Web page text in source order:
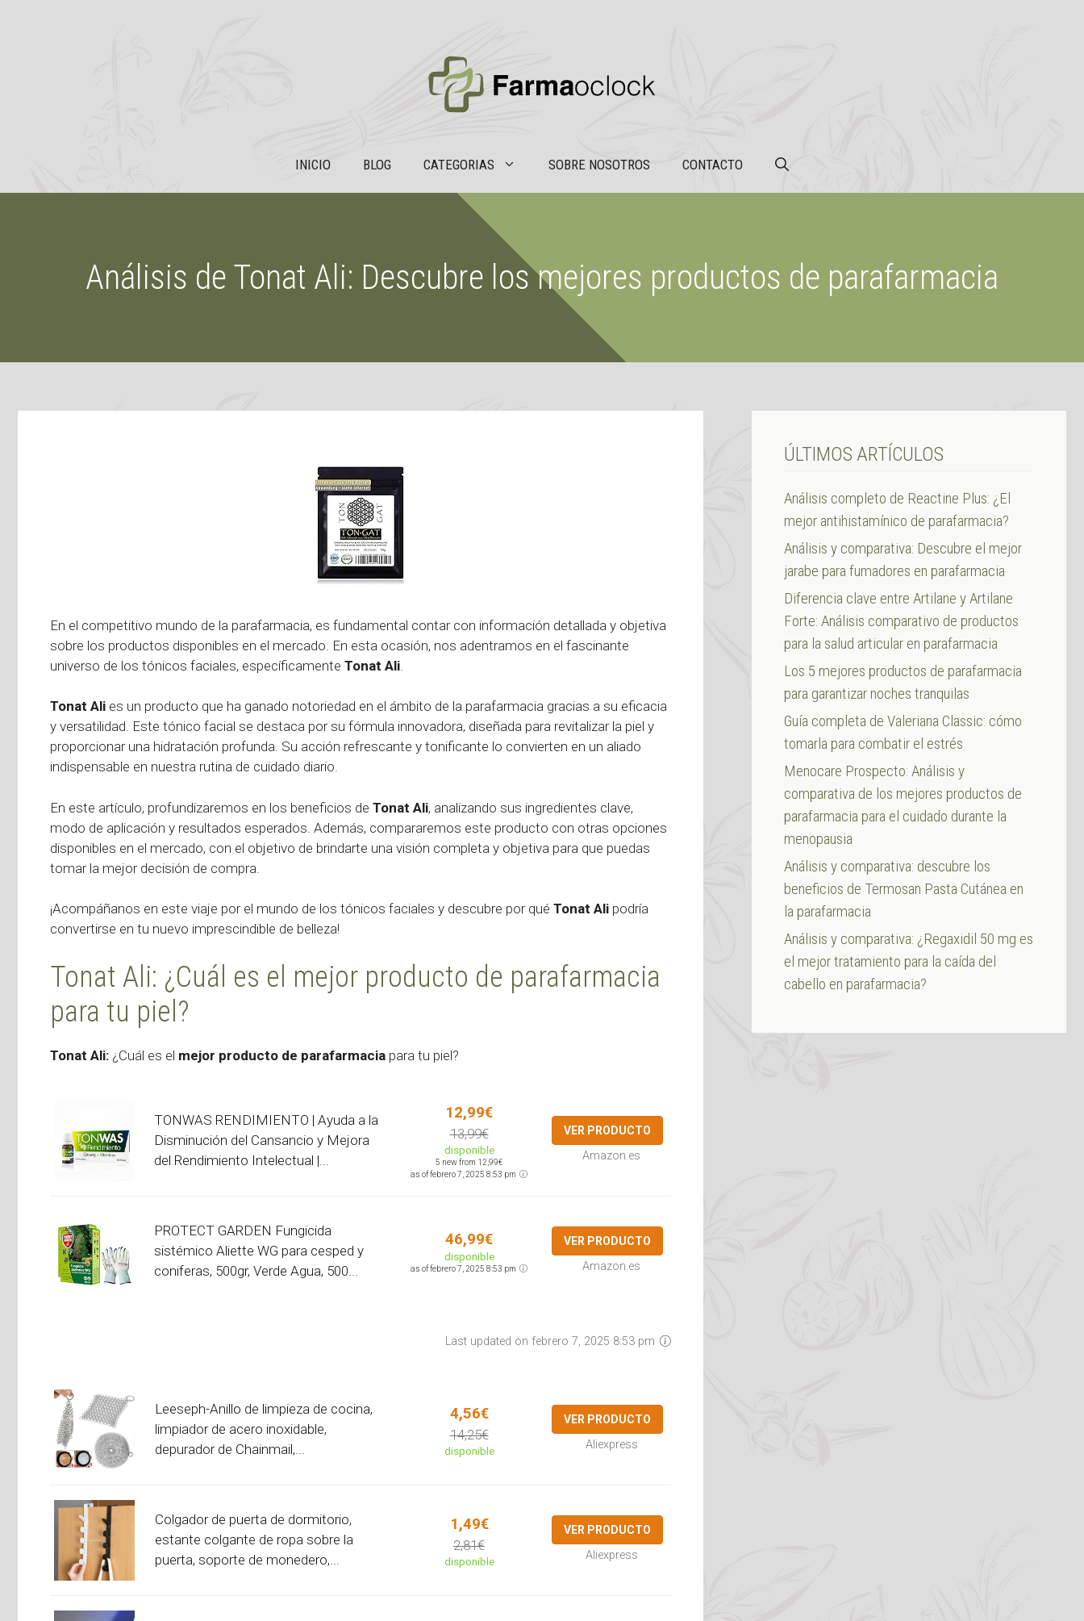
INICIO BLOG CATEGORIAS SOBRE NOSOTROS CONTACTO
Análisis de Tonat Ali: Descubre los mejores productos de parafarmacia
En el competitivo mundo de la parafarmacia, es fundamental contar con información detallada y objetiva
sobre los productos disponibles en el mercado. En esta ocasión, nos adentramos en el fascinante
universo de los tónicos faciales, específicamente Tonat Ali
Tonat Ali es un producto que ha ganado notoriedad en el ámbito de la parafarmacia gracias a su eficacia
y versatilidad. Este tónico facial se destaca por su fórmula innovadora, diseñada para revitalizar la piel y
proporcionar una hidratación profunda. Su acción refrescante y tonificante lo convierten en un aliado
indispensable en nuestra rutina de cuidado diario.
En este artículo, profundizaremos en los beneficios de Tonat Ali, analizando sus ingredientes clave,
modo de aplicación y resultados esperados. Además, compararemos este producto con otras opciones
disponibles en el mercado, con el objetivo de brindarte una visión completa y objetiva para que puedas
tomar la mejor decisión de compra.
¡Acompáñanos en este viaje por el mundo de los tónicos faciales y descubre por qué Tonat Ali podría
convertirse en tu nuevo imprescindible de belleza!
Tonat Ali: ¿Cuál es el mejor producto de parafarmacia
para tu piel?
Tonat Ali: ¿Cuál es el mejor producto de parafarmacia para tu piel?
TONWAS RENDIMIENTO | Ayuda a la
Disminución del Cansancio y Mejora
del Rendimiento Intelectual |...
12,99€
13,99€
disponible
5 new from 12,99€
as of febrero 7, 2025 8:53 pm
VER PRODUCTO
Amazon.es
PROTECT GARDEN Fungicida
sistémico Aliette WG para cesped y
coniferas, 500gr, Verde Agua, 500...
46,99€
disponible
as of febrero 7, 2025 8:53 pm
VER PRODUCTO
Amazon.es
Last updated on febrero 7, 2025 8:53 pm
Leeseph-Anillo de limpieza de cocina,
limpiador de acero inoxidable,
depurador de Chainmail,...
4,56€
14,25€
disponible
VER PRODUCTO
Aliexpress
Colgador de puerta de dormitorio,
estante colgante de ropa sobre la
puerta, soporte de monedero,...
1,49€
2,81€
disponible
VER PRODUCTO
Aliexpress
ÚLTIMOS ARTÍCULOS
Análisis completo de Reactine Plus: ¿El
mejor antihistamínico de parafarmacia?
Análisis y comparativa: Descubre el mejor
jarabe para fumadores en parafarmacia
Diferencia clave entre Artilane y Artilane
Forte: Análisis comparativo de productos
para la salud articular en parafarmacia
Los 5 mejores productos de parafarmacia
para garantizar noches tranquilas
Guía completa de Valeriana Classic: cómo
tomarla para combatir el estrés
Menocare Prospecto: Análisis y
comparativa de los mejores productos de
parafarmacia para el cuidado durante la
menopausia
Análisis y comparativa: descubre los
beneficios de Termosan Pasta Cutánea en
la parafarmacia
Análisis y comparativa: ¿Regaxidil 50 mg es
el mejor tratamiento para la caída del
cabello en parafarmacia?